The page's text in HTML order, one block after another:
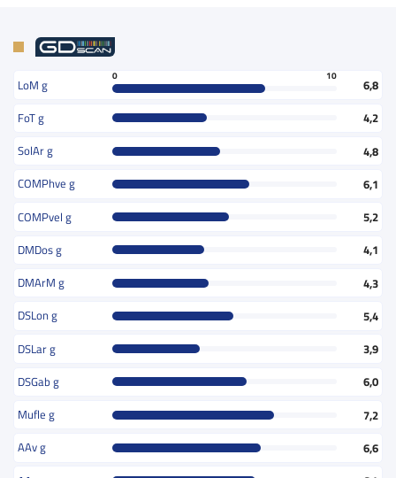
LoM g
0 10
6,8
FoT g
4,2
SolAr g
4,8
COMPhve g
6,1
COMPvel g
5,2
DMDos g
4,1
DMArM g
4,3
DSLon g
5,4
DSLar g
3,9
DSGab g
6,0
Mufle g
7,2
AAv g
6,6